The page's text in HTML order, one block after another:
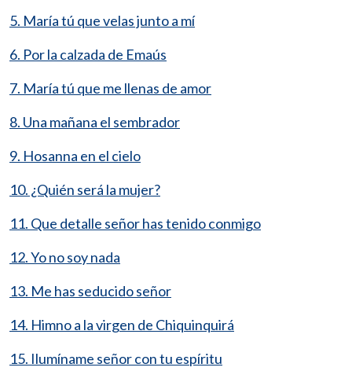
5. María tú que velas junto a mí
6. Por la calzada de Emaús
7. María tú que me llenas de amor
8. Una mañana el sembrador
9. Hosanna en el cielo
10. ¿Quién será la mujer?
11. Que detalle señor has tenido conmigo
12. Yo no soy nada
13. Me has seducido señor
14. Himno a la virgen de Chiquinquirá
15. Ilumíname señor con tu espíritu